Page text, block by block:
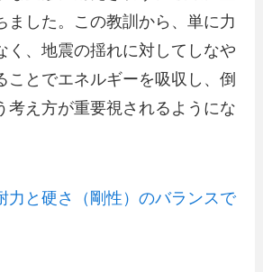
ました。この教訓から、単に力
く、地震の揺れに対してしなや
ことでエネルギーを吸収し、倒
考え方が重要視されるようにな
力と硬さ（剛性）のバランスで